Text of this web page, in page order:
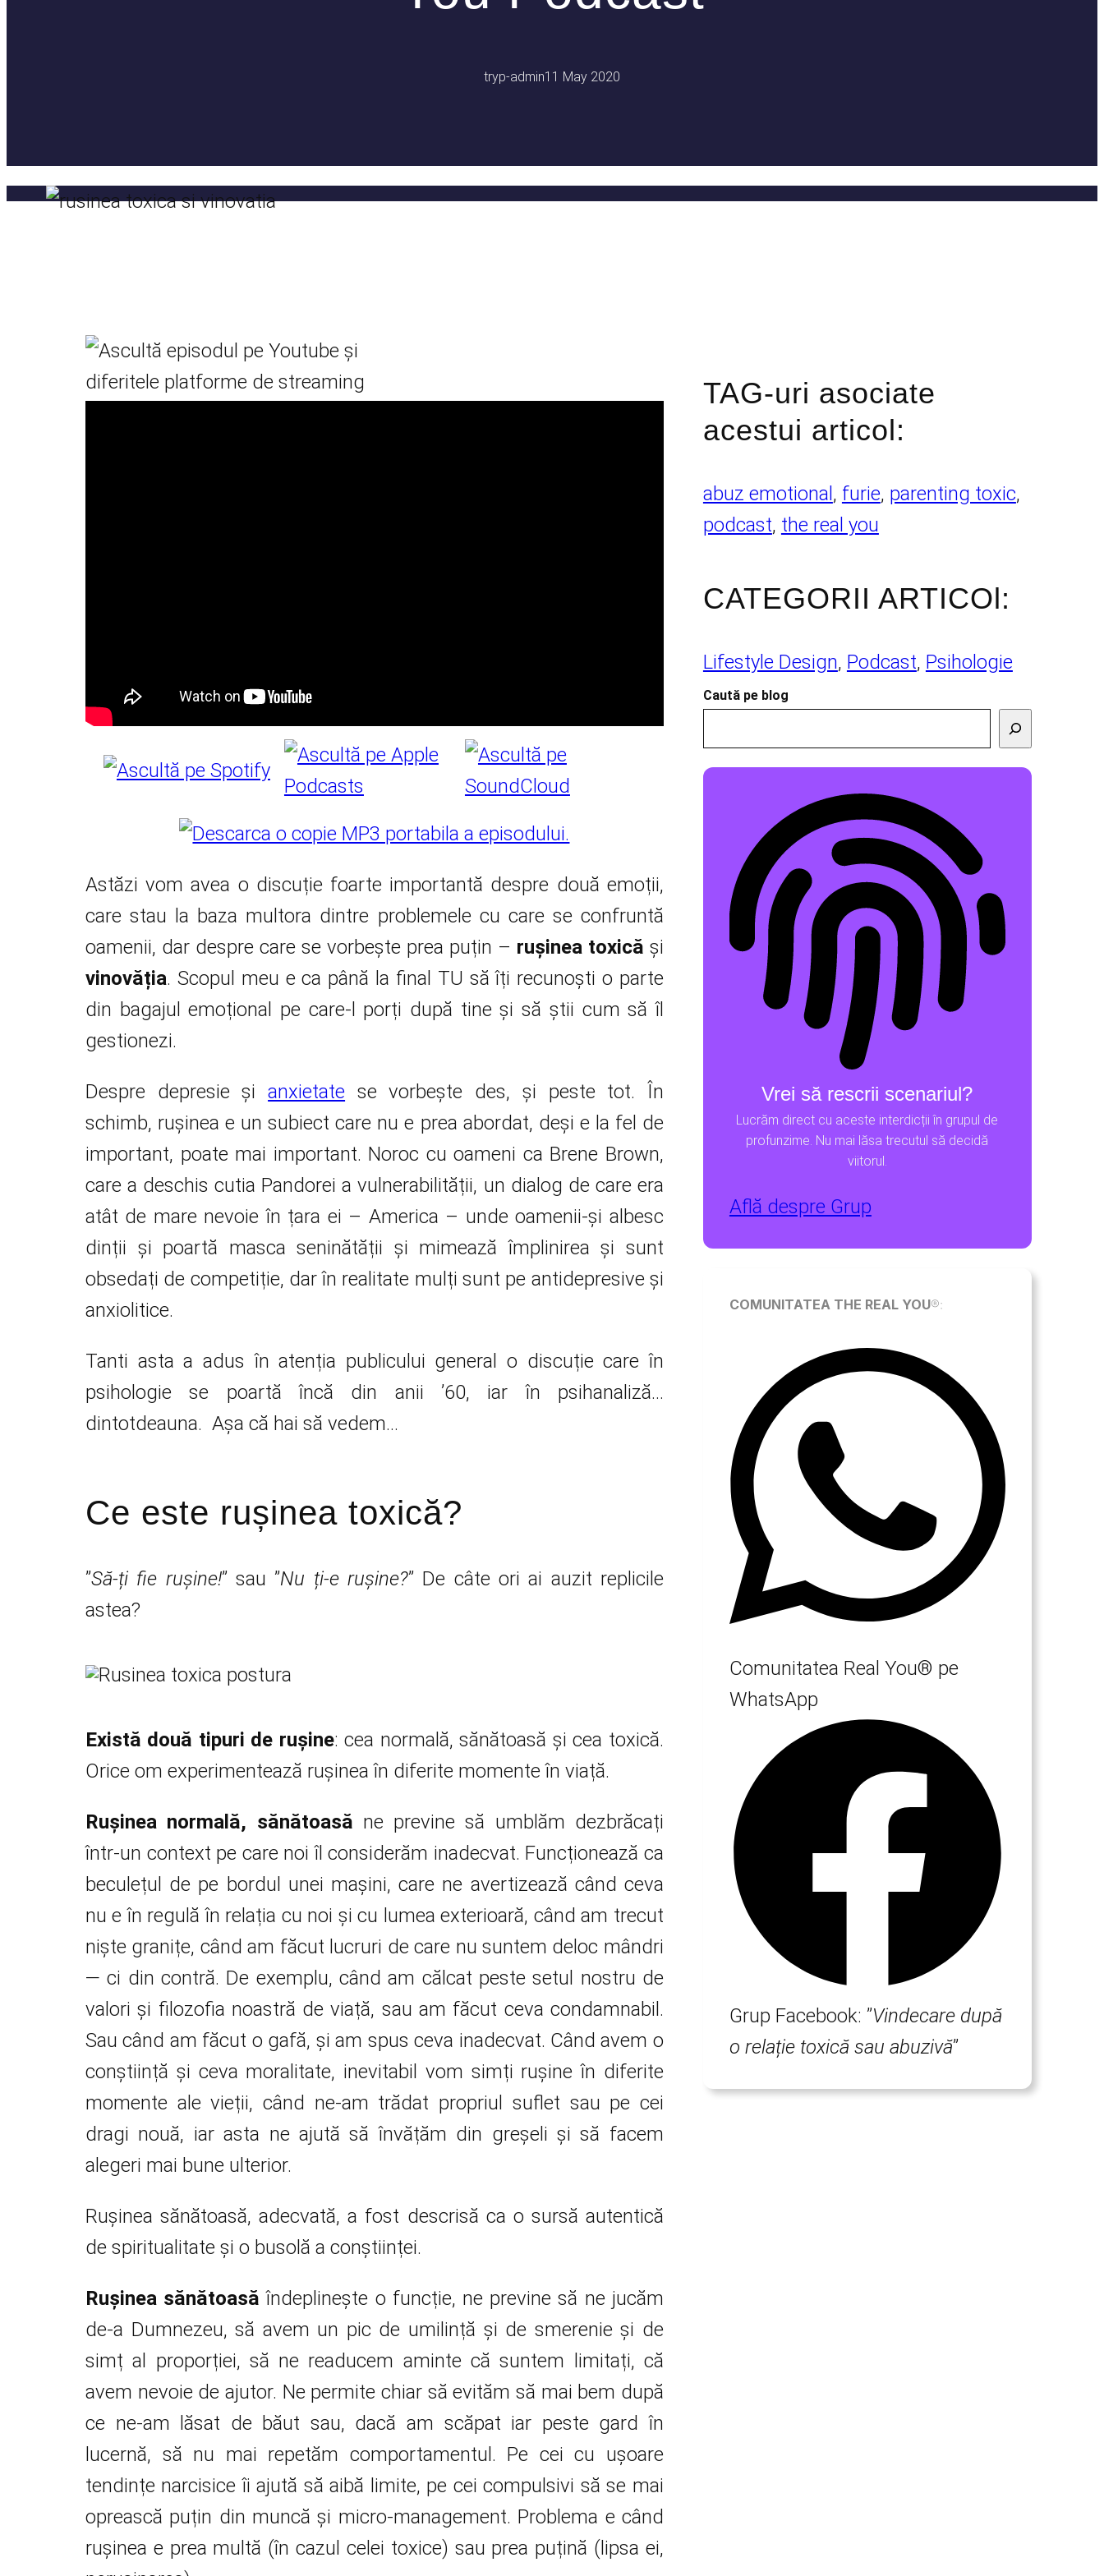
tryp-admin11 May 2020
Astăzi vom avea o discuție foarte importantă despre două emoții,
care stau la baza multora dintre problemele cu care se confruntă
oamenii, dar despre care se vorbește prea puțin – rușinea toxică și
vinovăția. Scopul meu e ca până la final TU să îți recunoști o parte
din bagajul emoțional pe care-l porți după tine și să știi cum să îl
gestionezi.
Despre depresie șianxietate se vorbește des, și peste tot. În
schimb, rușinea e un subiect care nu e prea abordat, deși e la fel de
important, poate mai important. Noroc cu oameni ca Brene Brown,
care a deschis cutia Pandorei a vulnerabilității, un dialog de care era
atât de mare nevoie în țara ei – America – unde oamenii-și albesc
dinții și poartă masca seninătății și mimează împlinirea și sunt
obsedați de competiție, dar în realitate mulți sunt pe antidepresive și
anxiolitice.
Tanti asta a adus în atenția publicului general o discuție care în
psihologie se poartă încă din anii ’60, iar în psihanaliză…
dintotdeauna. Așa că hai să vedem…
Ce este rușinea toxică?
”Să-ți fie rușine!” sau ”Nu ți-e rușine?” De câte ori ai auzit replicile
astea?
Există două tipuri de rușine: cea normală, sănătoasă și cea toxică.
Orice om experimentează rușinea în diferite momente în viață.
Rușinea normală, sănătoasă ne previne să umblăm dezbrăcați
într-un context pe care noi îl considerăm inadecvat. Funcționează ca
beculețul de pe bordul unei mașini, care ne avertizează când ceva
nu e în regulă în relația cu noi și cu lumea exterioară, când am trecut
niște granițe, când am făcut lucruri de care nu suntem deloc mândri
— ci din contră. De exemplu, când am călcat peste setul nostru de
valori și filozofia noastră de viață, sau am făcut ceva condamnabil.
Sau când am făcut o gafă, și am spus ceva inadecvat. Când avem o
conștiință și ceva moralitate, inevitabil vom simți rușine în diferite
momente ale vieții, când ne-am trădat propriul suflet sau pe cei
dragi nouă, iar asta ne ajută să învățăm din greșeli și să facem
alegeri mai bune ulterior.
Rușinea sănătoasă, adecvată, a fost descrisă ca o sursă autentică
de spiritualitate și o busolă a conștiinței.
Rușinea sănătoasă îndeplinește o funcție, ne previne să ne jucăm
de-a Dumnezeu, să avem un pic de umilință și de smerenie și de
simț al proporției, să ne readucem aminte că suntem limitați, că
avem nevoie de ajutor. Ne permite chiar să evităm să mai bem după
ce ne-am lăsat de băut sau, dacă am scăpat iar peste gard în
lucernă, să nu mai repetăm comportamentul. Pe cei cu ușoare
tendințe narcisice îi ajută să aibă limite, pe cei compulsivi să se mai
oprească puțin din muncă și micro-management. Problema e când
rușinea e prea multă (în cazul celei toxice) sau prea puțină (lipsa ei,
TAG-uri asociate
acestui articol:
abuz emotional , furie, parenting toxic
podcast, the real you
CATEGORII ARTICOl:
Lifestyle Design, Podcast, Psihologie
Caută pe blog
Vrei să rescrii scenariul?
Lucrăm direct cu aceste interdicții în grupul de
profunzime. Nu mai lăsa trecutul să decidă
viitorul.
Află despre Grup
COMUNITATEA THE REAL YOU®:
Comunitatea Real You® pe
WhatsApp
Grup Facebook: ”Vindecare după
o relație toxică sau abuzivă”